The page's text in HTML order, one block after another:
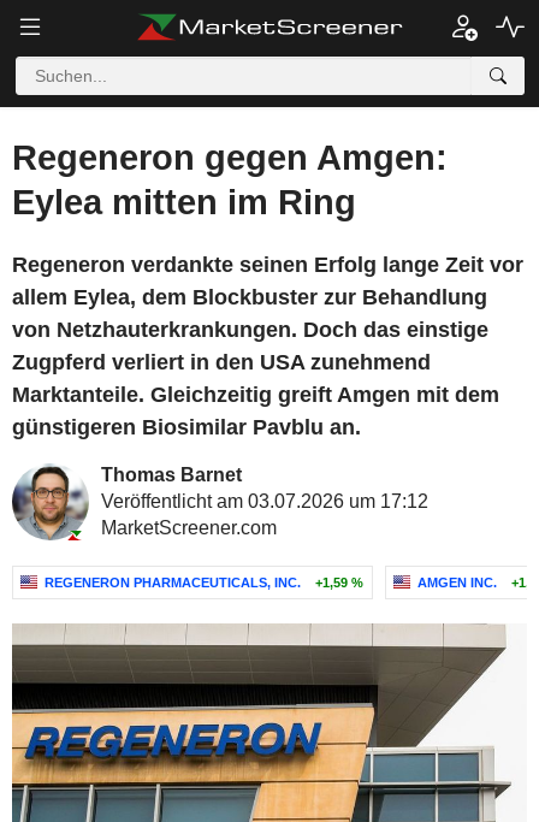
Regeneron gegen Amgen:
Eylea mitten im Ring
Regeneron verdankte seinen Erfolg lange Zeit vor
allem Eylea, dem Blockbuster zur Behandlung
von Netzhauterkrankungen. Doch das einstige
Zugpferd verliert in den USA zunehmend
Marktanteile. Gleichzeitig greift Amgen mit dem
günstigeren Biosimilar Pavblu an.
Thomas Barnet
Veröffentlicht am 03.07.2026 um 17:12
MarketScreener.com
REGENERON PHARMACEUTICALS, INC. +1,59 % AMGEN INC.